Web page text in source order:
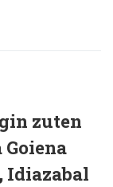
zuten
Idiazabal